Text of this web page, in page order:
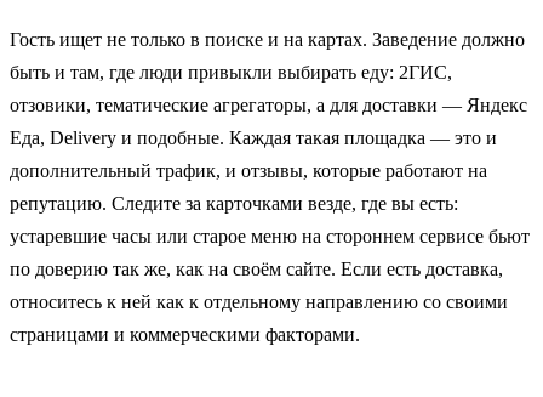
Гость ищет не только в поиске и на картах. Заведение должно
быть и там, где люди привыкли выбирать еду: 2ГИС,
отзовики, тематические агрегаторы, а для доставки — Яндекс
Еда, Delivery и подобные. Каждая такая площадка — это и
дополнительный трафик, и отзывы, которые работают на
репутацию. Следите за карточками везде, где вы есть:
устаревшие часы или старое меню на стороннем сервисе бьют
по доверию так же, как на своём сайте. Если есть доставка,
относитесь к ней как к отдельному направлению со своими
страницами и коммерческими факторами.